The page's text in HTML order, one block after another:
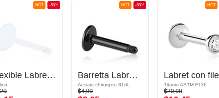
-50%
HOT
Flexible Labret Pin (acrylic, various colours)
-50%
HOT
Barretta Labret (acciaio chirurgico, nero, finitura lucida)
Acciaio chirurgico 316L
$4,09
HOT
Titanio ASTM F136
$20,90